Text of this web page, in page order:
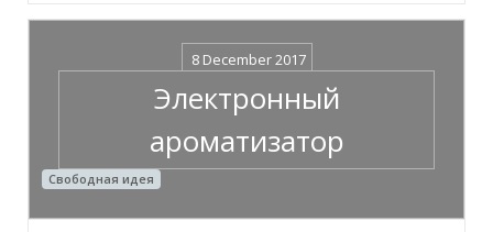
8 December 2017
Электронный
ароматизатор
Свободная идея